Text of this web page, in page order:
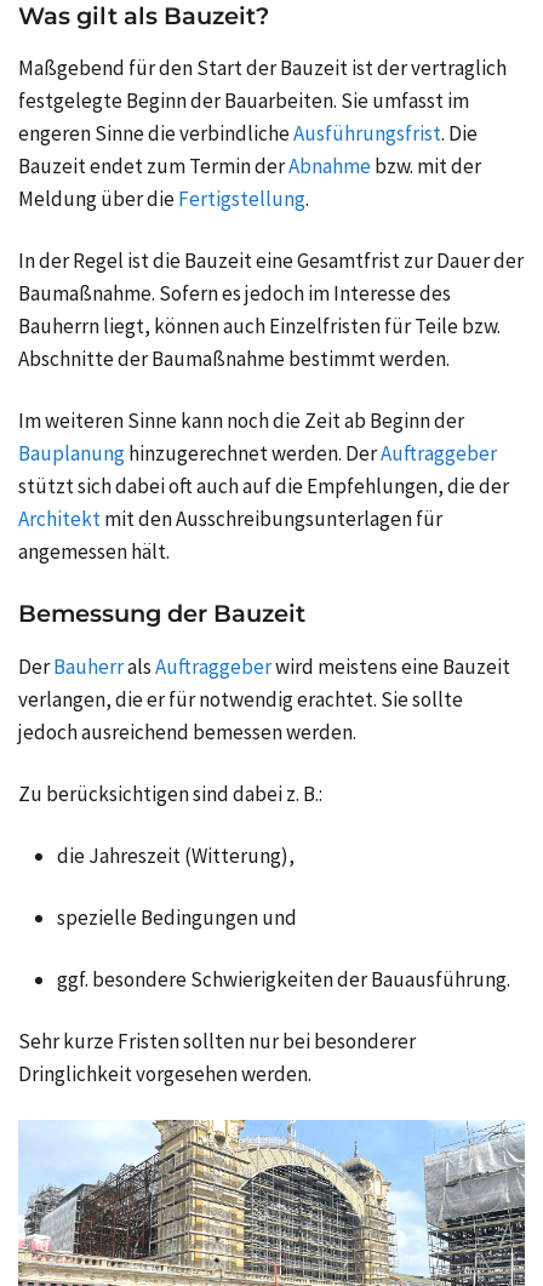
Was gilt als Bauzeit?
Maßgebend für den Start der Bauzeit ist der vertraglich
festgelegte Beginn der Bauarbeiten. Sie umfasst im
engeren Sinne die verbindlicheAusführungsfrist. Die
Bauzeit endet zum Termin derAbnahmebzw. mit der
Meldung über dieFertigstellung.
In der Regel ist die Bauzeit eine Gesamtfrist zur Dauer der
Baumaßnahme. Sofern es jedoch im Interesse des
Bauherrn liegt, können auch Einzelfristen für Teile bzw.
Abschnitte der Baumaßnahme bestimmt werden.
Im weiteren Sinne kann noch die Zeit ab Beginn der
Bauplanunghinzugerechnet werden. DerAuftraggeber
stützt sich dabei oft auch auf die Empfehlungen, die der
Architektmit den Ausschreibungsunterlagen für
angemessen hält.
Bemessung der Bauzeit
DerBauherralsAuftraggeberwird meistens eine Bauzeit
verlangen, die er für notwendig erachtet. Sie sollte
jedoch ausreichend bemessen werden.
Zu berücksichtigen sind dabei z. B.:
die Jahreszeit (Witterung),
spezielle Bedingungen und
ggf. besondere Schwierigkeiten der Bauausführung.
Sehr kurze Fristen sollten nur bei besonderer
Dringlichkeit vorgesehen werden.